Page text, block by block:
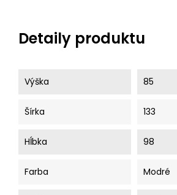
Detaily produktu
Výška 85
Šírka 133
Hĺbka 98
Farba Modré